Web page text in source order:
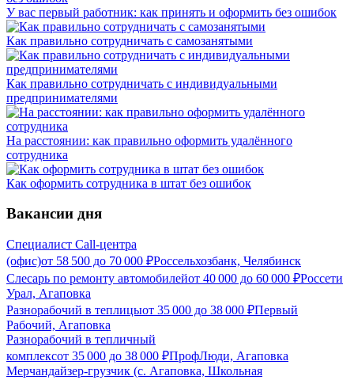
У вас первый работник: как принять и оформить без ошибок
Как правильно сотрудничать с самозанятыми
Как правильно сотрудничать с индивидуальными
предпринимателями
На расстоянии: как правильно оформить удалённого
сотрудника
Как оформить сотрудника в штат без ошибок
Вакансии дня
Специалист Call-центра
(офис)от 58 500 до 70 000 ₽Россельхозбанк, Челябинск
Слесарь по ремонту автомобилейот 40 000 до 60 000 ₽Россети
Урал, Агаповка
Разнорабочий в теплицыот 35 000 до 38 000 ₽Первый
Рабочий, Агаповка
Разнорабочий в тепличный
комплексот 35 000 до 38 000 ₽ПрофЛюди, Агаповка
Мерчандайзер-грузчик (с. Агаповка, Школьная